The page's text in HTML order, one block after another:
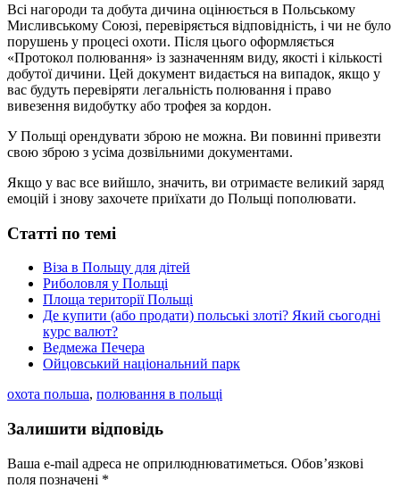
Всі нагороди та добута дичина оцінюється в Польському
Мисливському Союзі, перевіряється відповідність, і чи не було
порушень у процесі охоти. Після цього оформляється
«Протокол полювання» із зазначенням виду, якості і кількості
добутої дичини. Цей документ видається на випадок, якщо у
вас будуть перевіряти легальність полювання і право
вивезення видобутку або трофея за кордон.
У Польщі орендувати зброю не можна. Ви повинні привезти
свою зброю з усіма дозвільними документами.
Якщо у вас все вийшло, значить, ви отримаєте великий заряд
емоцій і знову захочете приїхати до Польщі пополювати.
Статті по темі
Віза в Польщу для дітей
Риболовля у Польщі
Площа території Польщі
Де купити (або продати) польські злоті? Який сьогодні
курс валют?
Ведмежа Печера
Ойцовський національний парк
охота польша, полювання в польщі
Залишити відповідь
Ваша e-mail адреса не оприлюднюватиметься. Обов’язкові
поля позначені *